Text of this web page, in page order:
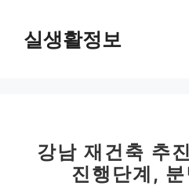
실생활정보
강남 재건축 추
진행단계,